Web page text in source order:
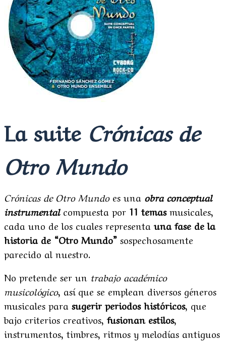
La suite Crónicas de
Otro Mundo
Crónicas de Otro Mundoes una obra conceptual
instrumentalcompuesta por 11 temasmusicales,
cada uno de los cuales representauna fase de la
historia de “Otro Mundo” sospechosamente
parecido al nuestro.
No pretende ser un trabajo académico
musicológico, así que se emplean diversos géneros
musicales para sugerir periodos históricos, que
bajo criterios creativos,fusionan estilos,
instrumentos, timbres, ritmos y melodías antiguos